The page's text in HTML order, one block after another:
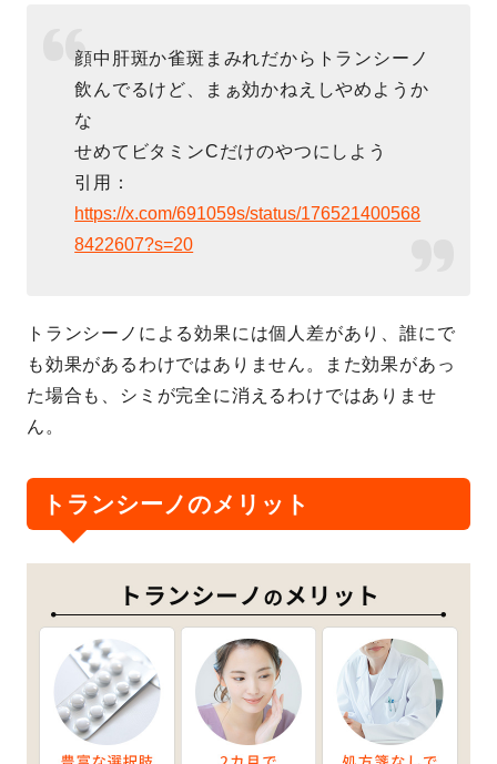
顔中肝斑か雀斑まみれだからトランシーノ
飲んでるけど、まぁ効かねえしやめようか
な
せめてビタミンCだけのやつにしよう
引用：
https://x.com/691059s/status/176521400568
8422607?s=20
トランシーノによる効果には個人差があり、誰にで
も効果があるわけではありません。また効果があっ
た場合も、シミが完全に消えるわけではありませ
ん。
トランシーノのメリット